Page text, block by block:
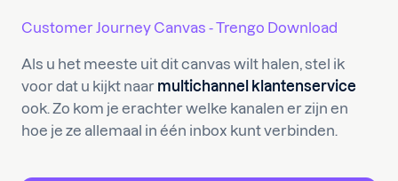
Customer Journey Canvas - Trengo Download
Als u het meeste uit dit canvas wilt halen, stel ik
voor dat u kijkt naar multichannel klantenservice
ook. Zo kom je erachter welke kanalen er zijn en
hoe je ze allemaal in één inbox kunt verbinden.